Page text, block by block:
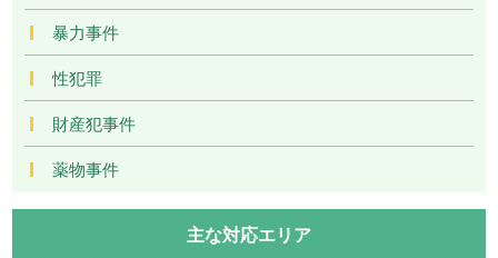
暴力事件
性犯罪
財産犯事件
薬物事件
主な対応エリア